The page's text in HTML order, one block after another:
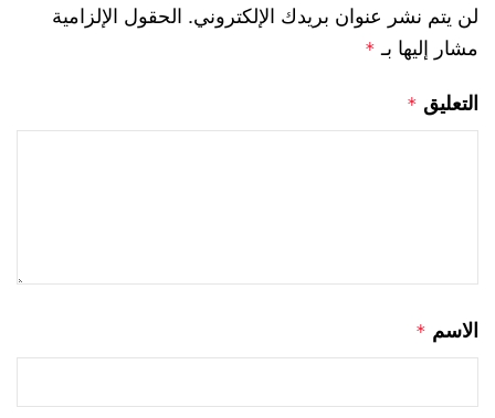
لن يتم نشر عنوان بريدك الإلكتروني. الحقول الإلزامية
مشار إليها بـ *
التعليق *
الاسم *